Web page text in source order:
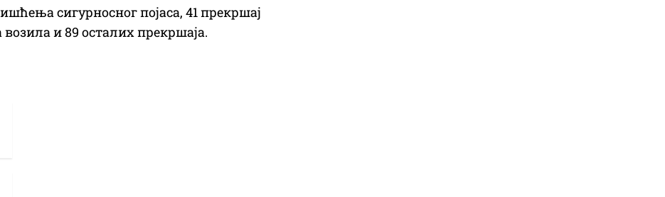
сигурносног појаса, 41 прекршај
и 89 осталих прекршаја.